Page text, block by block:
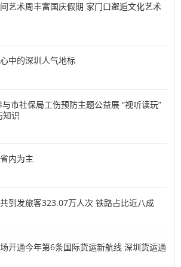
艺术周丰富国庆假期 家门口邂逅文化艺术
中的深圳人气地标
市社保局工伤预防主题公益展 “视听读玩”
知识
内为主
到发旅客323.07万人次 铁路占比近八成
开通今年第6条国际货运新航线 深圳货运通